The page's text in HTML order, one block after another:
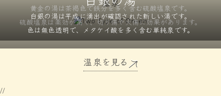
黄金の湯は茶褐色で鉄分を多く含む硫酸塩泉です。
硫酸塩泉は薬効が高く、切り傷や火傷に効果があります。
白銀の湯は平成に湧出が確認された新しい湯です。
色は無色透明で、メタケイ酸を 多く含む単純泉です。
温泉を見る
//